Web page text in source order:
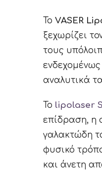
Το VASER
ξεχωρίζει
τους
αναλυτικά
Το lipolaser
επίδραση, η
γαλακτώδη
φυσικό
και άνετη